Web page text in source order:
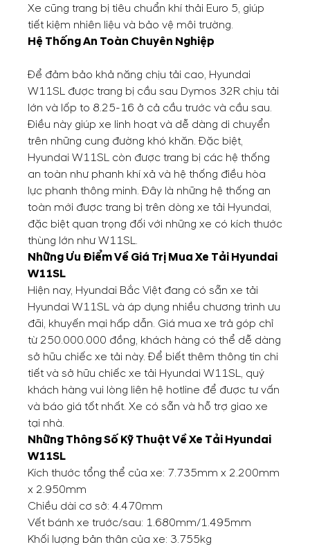
Xe cũng trang bị tiêu chuẩn khí thải Euro 5, giúp
tiết kiệm nhiên liệu và bảo vệ môi trường.
Hệ Thống An Toàn Chuyên Nghiệp
Để đảm bảo khả năng chịu tải cao, Hyundai
W11SL được trang bị cầu sau Dymos 32R chịu tải
lớn và lốp to 8.25-16 ở cả cầu trước và cầu sau.
Điều này giúp xe linh hoạt và dễ dàng di chuyển
trên những cung đường khó khăn. Đặc biệt,
Hyundai W11SL còn được trang bị các hệ thống
an toàn như phanh khí xả và hệ thống điều hòa
lực phanh thông minh. Đây là những hệ thống an
toàn mới được trang bị trên dòng xe tải Hyundai,
đặc biệt quan trọng đối với những xe có kích thước
thùng lớn như W11SL.
Những Ưu Điểm Về Giá Trị Mua Xe Tải Hyundai
W11SL
Hiện nay, Hyundai Bắc Việt đang có sẵn xe tải
Hyundai W11SL và áp dụng nhiều chương trình ưu
đãi, khuyến mại hấp dẫn. Giá mua xe trả góp chỉ
từ 250.000.000 đồng, khách hàng có thể dễ dàng
sở hữu chiếc xe tải này. Để biết thêm thông tin chi
tiết và sở hữu chiếc xe tải Hyundai W11SL, quý
khách hàng vui lòng liên hệ hotline để được tư vấn
và báo giá tốt nhất. Xe có sẵn và hỗ trợ giao xe
tại nhà.
Những Thông Số Kỹ Thuật Về Xe Tải Hyundai
W11SL
Kích thước tổng thể của xe: 7.735mm x 2.200mm
x 2.950mm
Chiều dài cơ sở: 4.470mm
Vết bánh xe trước/sau: 1.680mm/1.495mm
Khối lượng bản thân của xe: 3.755kg